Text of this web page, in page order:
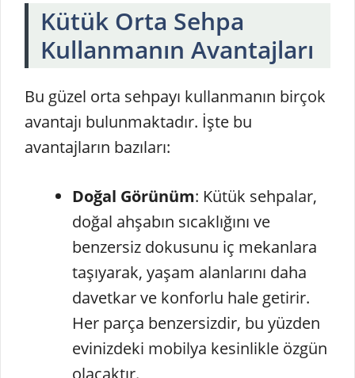
Kütük Orta Sehpa
Kullanmanın Avantajları
Bu güzel orta sehpayı kullanmanın birçok
avantajı bulunmaktadır. İşte bu
avantajların bazıları:
Doğal Görünüm: Kütük sehpalar,
doğal ahşabın sıcaklığını ve
benzersiz dokusunu iç mekanlara
taşıyarak, yaşam alanlarını daha
davetkar ve konforlu hale getirir.
Her parça benzersizdir, bu yüzden
evinizdeki mobilya kesinlikle özgün
olacaktır.